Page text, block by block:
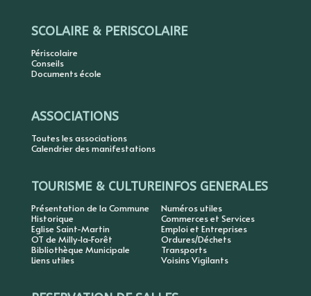
SCOLAIRE & PERISCOLAIRE
Périscolaire
Conseils
Documents école
ASSOCIATIONS
Toutes les associations
Calendrier des manifestations
TOURISME & CULTURE
Présentation de la Commune
Historique
Eglise Saint-Martin
OT de Milly-la-Forêt
Bibliothèque Municipale
Liens utiles
INFOS GENERALES
Numéros utiles
Commerces et Services
Emploi et Entreprises
Ordures/Déchets
Transports
Voisins Vigilants